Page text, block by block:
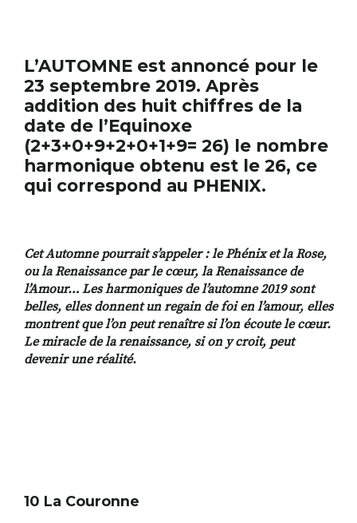
L’AUTOMNE est annoncé pour le
23 septembre 2019. Après
addition des huit chiffres de la
date de l’Equinoxe
(2+3+0+9+2+0+1+9= 26) le nombre
harmonique obtenu est le 26, ce
qui correspond au PHENIX.
Cet Automne pourrait s’appeler : le Phénix et la Rose,
ou la Renaissance par le cœur, la Renaissance de
l’Amour… Les harmoniques de l’automne 2019 sont
belles, elles donnent un regain de foi en l’amour, elles
montrent que l’on peut renaître si l’on écoute le cœur.
Le miracle de la renaissance, si on y croit, peut
devenir une réalité.
10 La Couronne